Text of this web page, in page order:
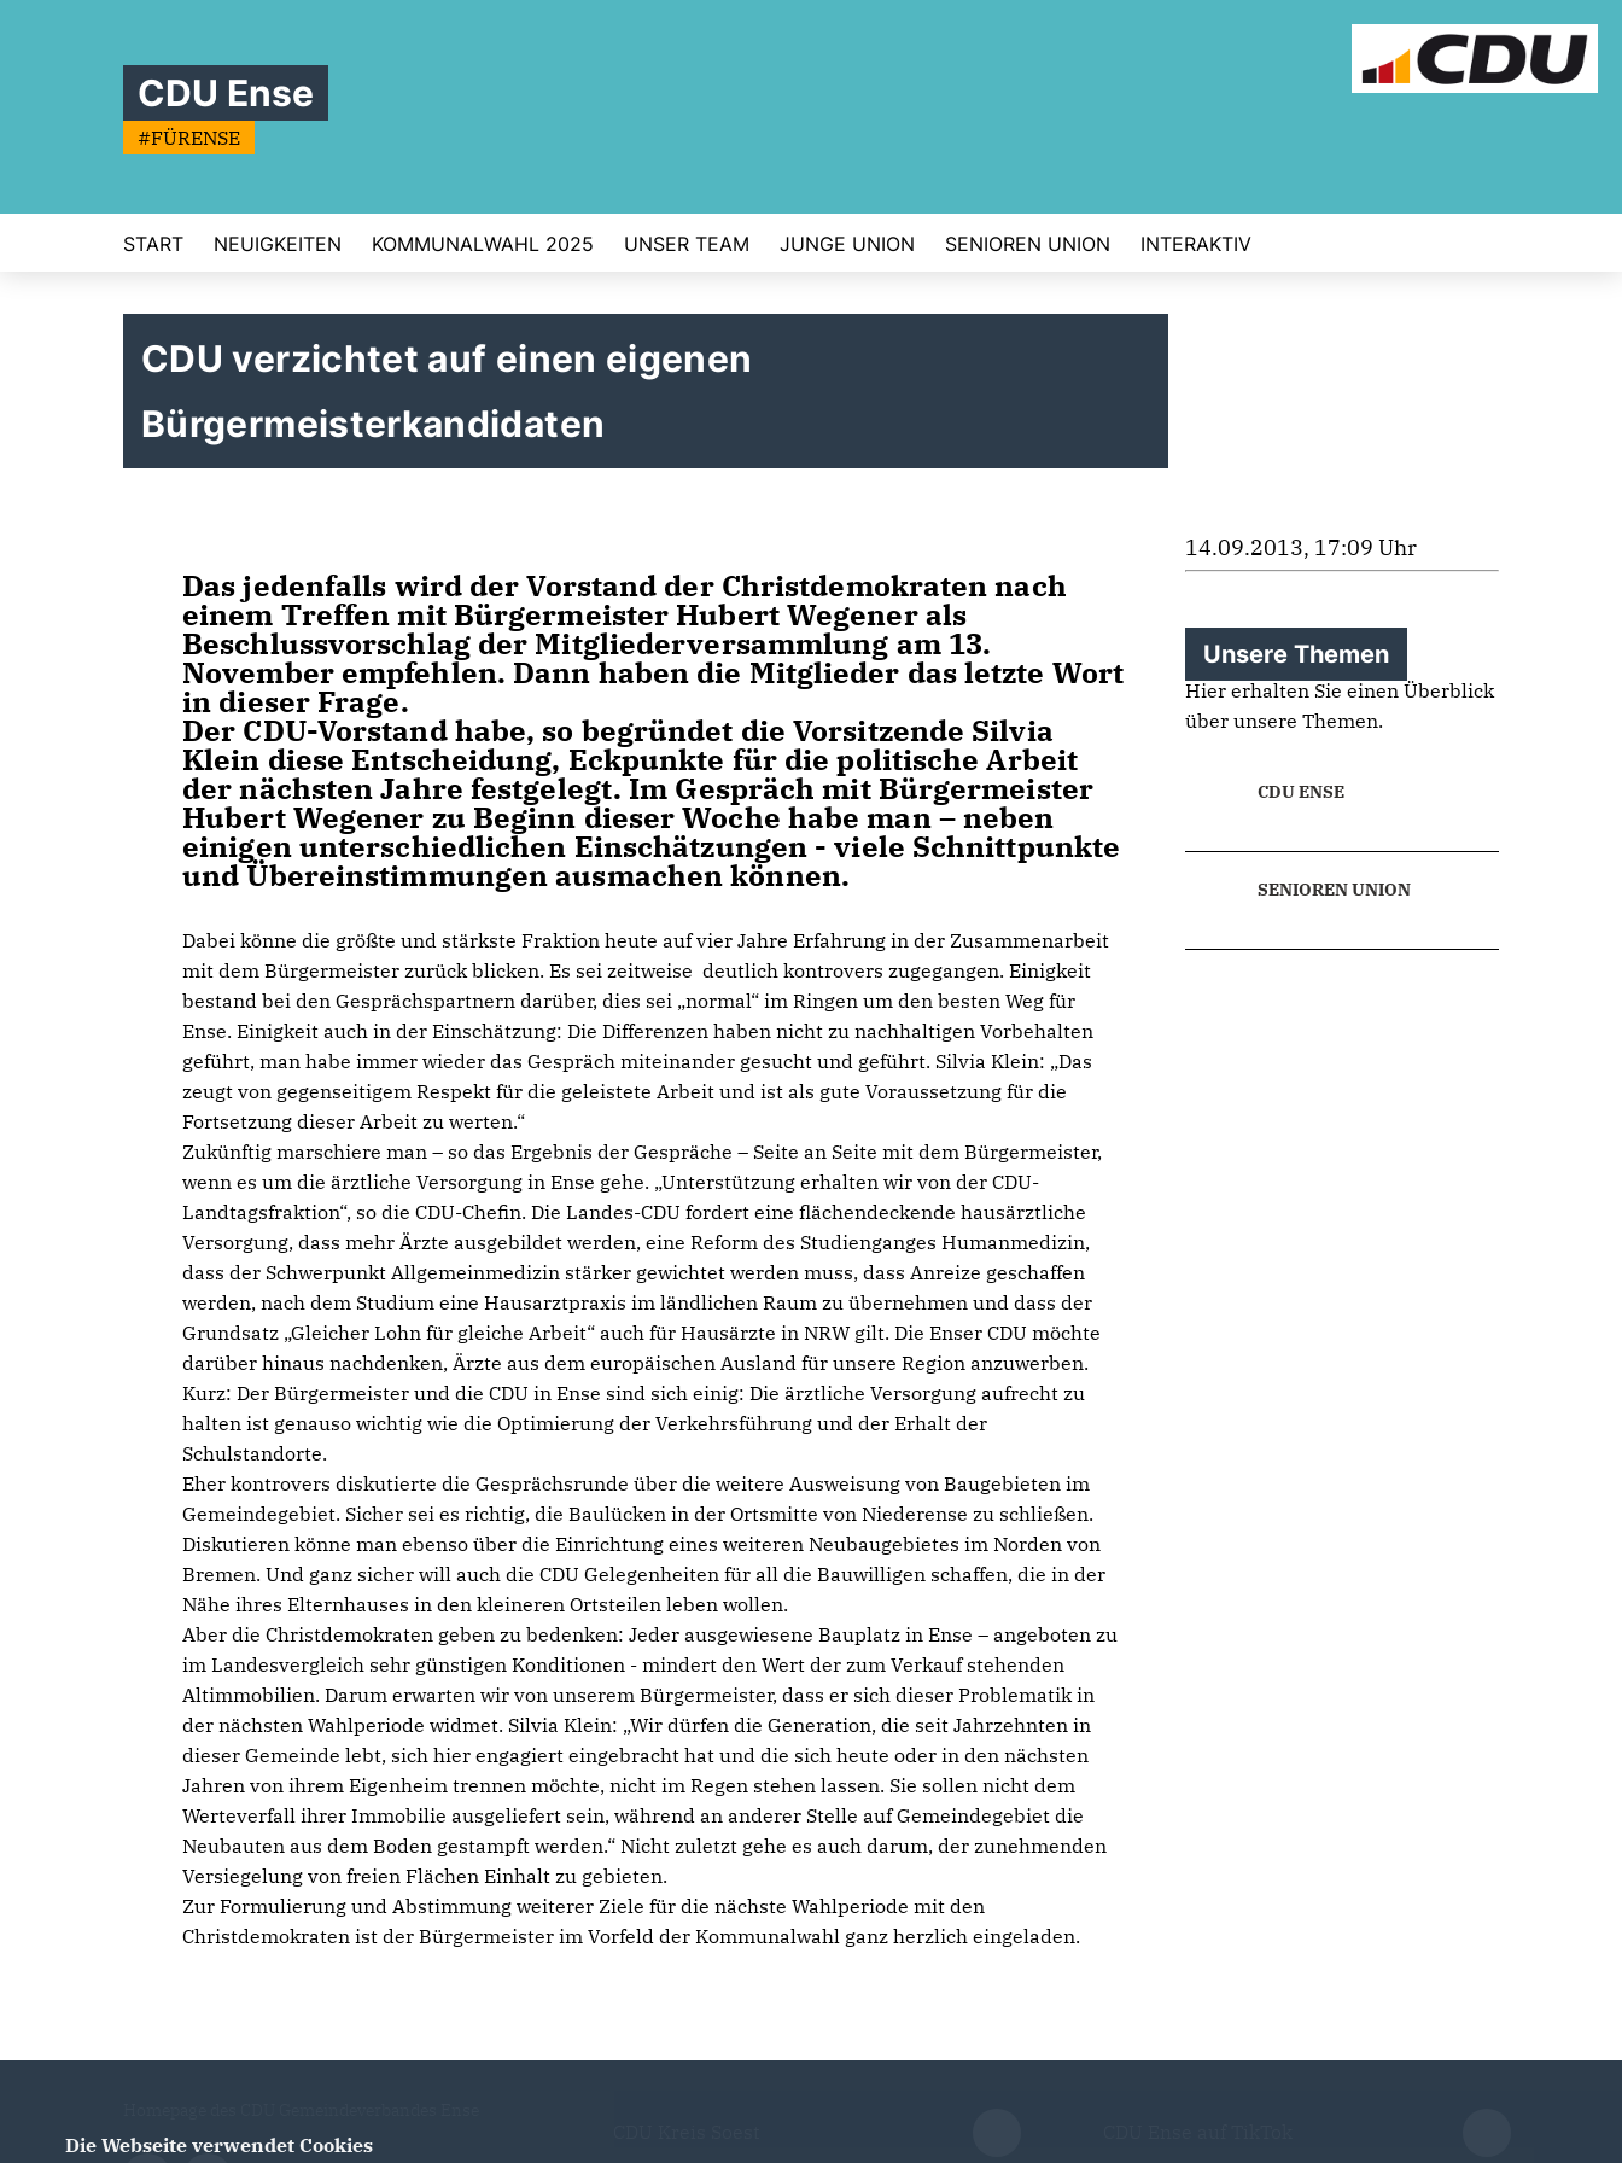
CDU Ense
#FÜRENSE
START NEUIGKEITEN KOMMUNALWAHL 2025 UNSER TEAM JUNGE UNION SENIOREN UNION INTERAKTIV
CDU verzichtet auf einen eigenen
Bürgermeisterkandidaten
Das jedenfalls wird der Vorstand der Christdemokraten nach
einem Treffen mit Bürgermeister Hubert Wegener als
Beschlussvorschlag der Mitgliederversammlung am 13.
November empfehlen. Dann haben die Mitglieder das letzte Wort
in dieser Frage.
Der CDU-Vorstand habe, so begründet die Vorsitzende Silvia
Klein diese Entscheidung, Eckpunkte für die politische Arbeit
der nächsten Jahre festgelegt. Im Gespräch mit Bürgermeister
Hubert Wegener zu Beginn dieser Woche habe man – neben
einigen unterschiedlichen Einschätzungen - viele Schnittpunkte
und Übereinstimmungen ausmachen können.
Dabei könne die größte und stärkste Fraktion heute auf vier Jahre Erfahrung in der Zusammenarbeit
mit dem Bürgermeister zurück blicken. Es sei zeitweise deutlich kontrovers zugegangen. Einigkeit
bestand bei den Gesprächspartnern darüber, dies sei „normal“ im Ringen um den besten Weg für
Ense. Einigkeit auch in der Einschätzung: Die Differenzen haben nicht zu nachhaltigen Vorbehalten
geführt, man habe immer wieder das Gespräch miteinander gesucht und geführt. Silvia Klein: „Das
zeugt von gegenseitigem Respekt für die geleistete Arbeit und ist als gute Voraussetzung für die
Fortsetzung dieser Arbeit zu werten.“
Zukünftig marschiere man – so das Ergebnis der Gespräche – Seite an Seite mit dem Bürgermeister,
wenn es um die ärztliche Versorgung in Ense gehe. „Unterstützung erhalten wir von der CDU-
Landtagsfraktion“, so die CDU-Chefin. Die Landes-CDU fordert eine flächendeckende hausärztliche
Versorgung, dass mehr Ärzte ausgebildet werden, eine Reform des Studienganges Humanmedizin,
dass der Schwerpunkt Allgemeinmedizin stärker gewichtet werden muss, dass Anreize geschaffen
werden, nach dem Studium eine Hausarztpraxis im ländlichen Raum zu übernehmen und dass der
Grundsatz „Gleicher Lohn für gleiche Arbeit“ auch für Hausärzte in NRW gilt. Die Enser CDU möchte
darüber hinaus nachdenken, Ärzte aus dem europäischen Ausland für unsere Region anzuwerben.
Kurz: Der Bürgermeister und die CDU in Ense sind sich einig: Die ärztliche Versorgung aufrecht zu
halten ist genauso wichtig wie die Optimierung der Verkehrsführung und der Erhalt der
Schulstandorte.
Eher kontrovers diskutierte die Gesprächsrunde über die weitere Ausweisung von Baugebieten im
Gemeindegebiet. Sicher sei es richtig, die Baulücken in der Ortsmitte von Niederense zu schließen.
Diskutieren könne man ebenso über die Einrichtung eines weiteren Neubaugebietes im Norden von
Bremen. Und ganz sicher will auch die CDU Gelegenheiten für all die Bauwilligen schaffen, die in der
Nähe ihres Elternhauses in den kleineren Ortsteilen leben wollen.
Aber die Christdemokraten geben zu bedenken: Jeder ausgewiesene Bauplatz in Ense – angeboten zu
im Landesvergleich sehr günstigen Konditionen - mindert den Wert der zum Verkauf stehenden
Altimmobilien. Darum erwarten wir von unserem Bürgermeister, dass er sich dieser Problematik in
der nächsten Wahlperiode widmet. Silvia Klein: „Wir dürfen die Generation, die seit Jahrzehnten in
dieser Gemeinde lebt, sich hier engagiert eingebracht hat und die sich heute oder in den nächsten
Jahren von ihrem Eigenheim trennen möchte, nicht im Regen stehen lassen. Sie sollen nicht dem
Werteverfall ihrer Immobilie ausgeliefert sein, während an anderer Stelle auf Gemeindegebiet die
Neubauten aus dem Boden gestampft werden.“ Nicht zuletzt gehe es auch darum, der zunehmenden
Versiegelung von freien Flächen Einhalt zu gebieten.
Zur Formulierung und Abstimmung weiterer Ziele für die nächste Wahlperiode mit den
Christdemokraten ist der Bürgermeister im Vorfeld der Kommunalwahl ganz herzlich eingeladen.
14.09.2013, 17:09 Uhr
Unsere Themen
Hier erhalten Sie einen Überblick
über unsere Themen.
CDU ENSE
SENIOREN UNION
Die Webseite verwendet Cookies